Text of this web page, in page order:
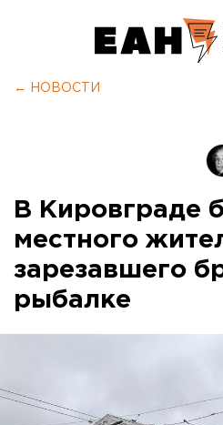
← НОВОСТИ
В Кировграде
местного
зарезавшего
рыбалке